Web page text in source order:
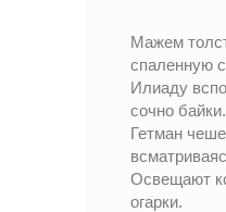
Мажем
спаленную
Илиаду
сочно байки.
Гетман
Освещают
огарки.